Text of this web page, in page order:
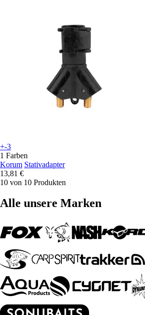
+-3
1 Farben
Korum Stativadapter
13,81 €
10 von 10 Produkten
Alle unsere Marken